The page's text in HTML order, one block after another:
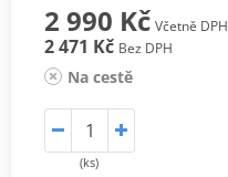
2 990 Kč Včetně DPH
2 471 Kč Bez DPH
Na cestě
(ks)